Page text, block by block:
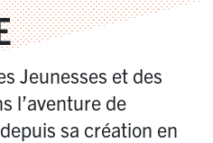
Jeunesses et des
l’aventure de
sa création en